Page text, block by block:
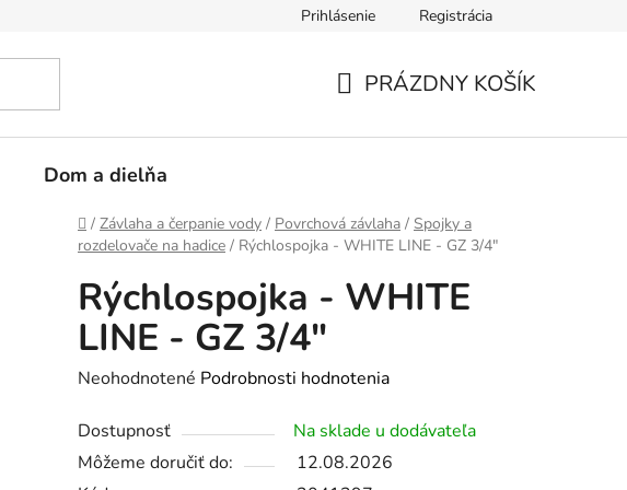
Prihlásenie Registrácia
PRÁZDNY KOŠÍK
Dom a dielňa
Domov
/ Závlaha a čerpanie vody / Povrchová závlaha / Spojky a
rozdelovače na hadice / Rýchlospojka - WHITE LINE - GZ 3/4"
Rýchlospojka - WHITE
LINE - GZ 3/4"
Priemerné
produktu
je
Neohodnotené Podrobnosti hodnotenia
Dostupnosť
Na sklade u dodávateľa
Môžeme doručiť do:
12.08.2026